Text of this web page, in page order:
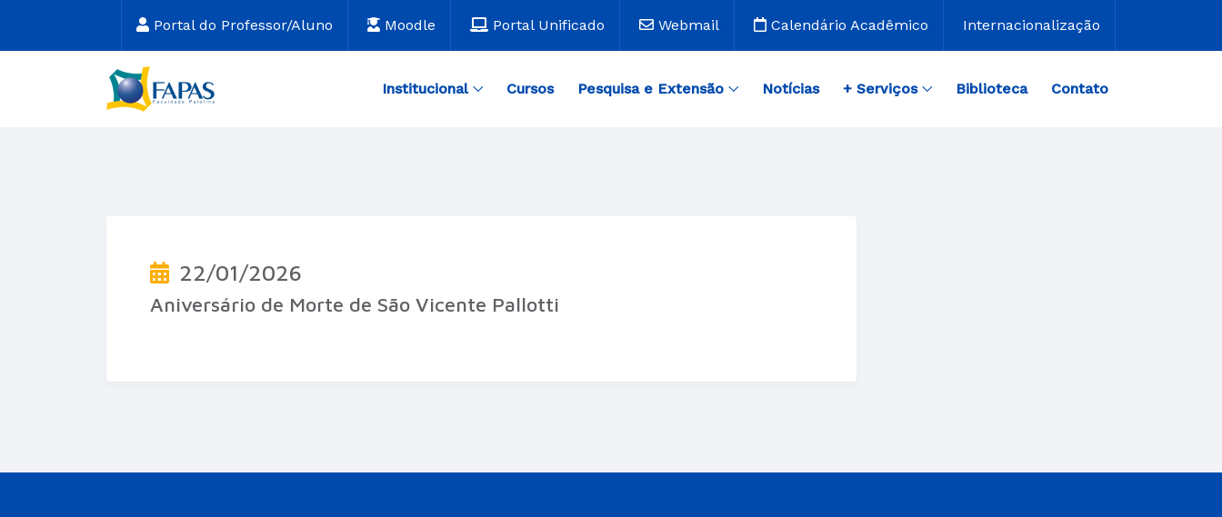
Portal do Professor/Aluno Moodle Portal Unificado Webmail Calendário Acadêmico Internacionalização
Institucional Cursos Pesquisa e Extensão Notícias + Serviços Biblioteca Contato
22/01/2026
Aniversário de Morte de São Vicente Pallotti